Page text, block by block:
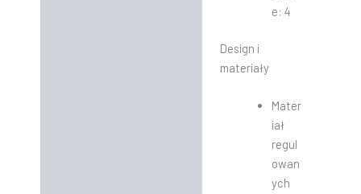
e: 4
Design i
materiały
Mater
iał
regul
owan
ych